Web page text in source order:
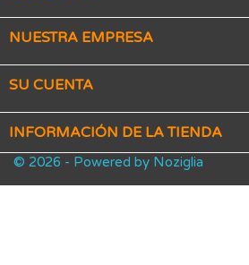
NUESTRA EMPRESA
SU CUENTA
INFORMACIÓN DE LA TIENDA
© 2026 - Powered by Noziglia